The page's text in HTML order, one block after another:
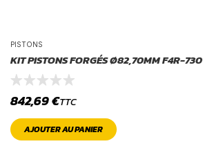
PISTONS
KIT PISTONS FORGÉS Ø82,70MM F4R-730
842,69€TTC
AJOUTER AU PANIER